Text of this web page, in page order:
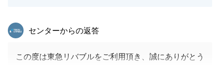
東急リバブル
センターからの返答
この度は東急リバブルをご利用頂き、誠にありがとう